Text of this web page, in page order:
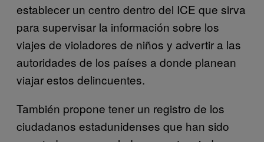
establecer un centro dentro del ICE que sirva
para supervisar la información sobre los
viajes de violadores de niños y advertir a las
autoridades de los países a donde planean
viajar estos delincuentes.
También propone tener un registro de los
ciudadanos estadunidenses que han sido